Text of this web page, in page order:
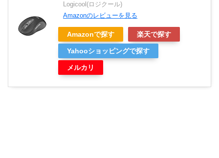
Logicool(ロジクール)
Amazonのレビューを見る
Amazonで探す 楽天で探す
Yahooショッピングで探す
メルカリ